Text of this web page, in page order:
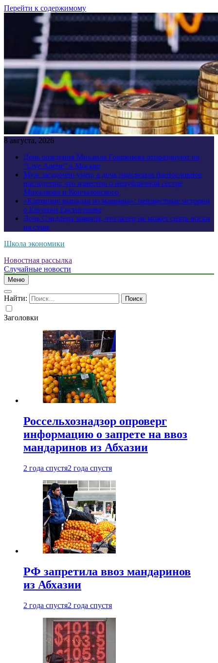
Перейти к содержимому
8 августа, 2026
День рождения Михаила Горшенева отпразднуют на
“Live Арене” в Москве
Муж загадочно умер, а дочь присвоила баснословное
наследство: что известно о непубличной сестре
Михалкова и Кончаловского
«Картинно выпадал из машины»: неизвестные истории
о Евгении Евстигнееве
Дочь Сэндлера заявила, что актер не может снять носки
на суше
Школа экономики
Новостная рассылка
Случайные новости
Меню
Найти:
Заголовки
Россельхознадзор опроверг
информацию о запрете на ввоз
мандаринов из Абхазии
2 года спустя2 года спустя
РФ запретила ввоз мандаринов
из Абхазии
2 года спустя2 года спустя